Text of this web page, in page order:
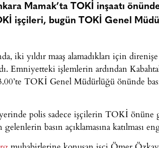
Mamak’ta TOKİ inşaatı
işçileri, bugün TOKİ Genel
iki yıldır maaş alamadıkları için
Emniyetteki işlemlerin ardından
TOKİ Genel Müdürlüğü önünde
polis sadece işçilerin TOKİ
basın açıklamasına katılması